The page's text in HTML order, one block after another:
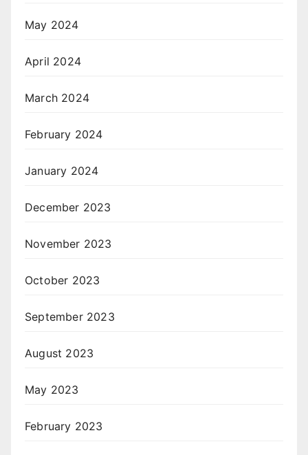
May 2024
April 2024
March 2024
February 2024
January 2024
December 2023
November 2023
October 2023
September 2023
August 2023
May 2023
February 2023